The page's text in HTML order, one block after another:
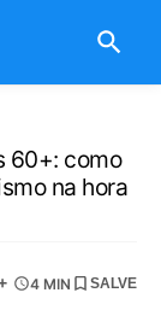
60+: como
na hora
4 MIN SALVE